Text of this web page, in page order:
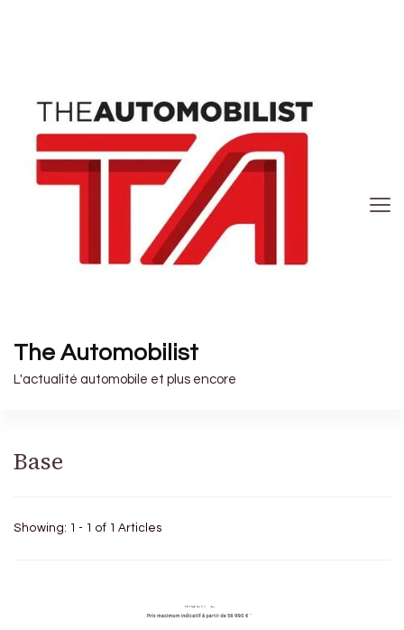
The Automobilist
L'actualité automobile et plus encore
Base
Showing: 1 - 1 of 1 Articles